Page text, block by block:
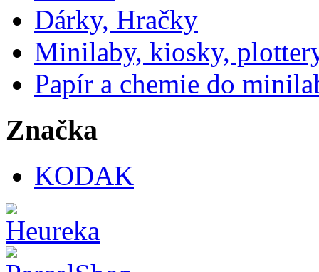
Dárky, Hračky
Minilaby, kiosky,
Papír a chemie do
Značka
KODAK